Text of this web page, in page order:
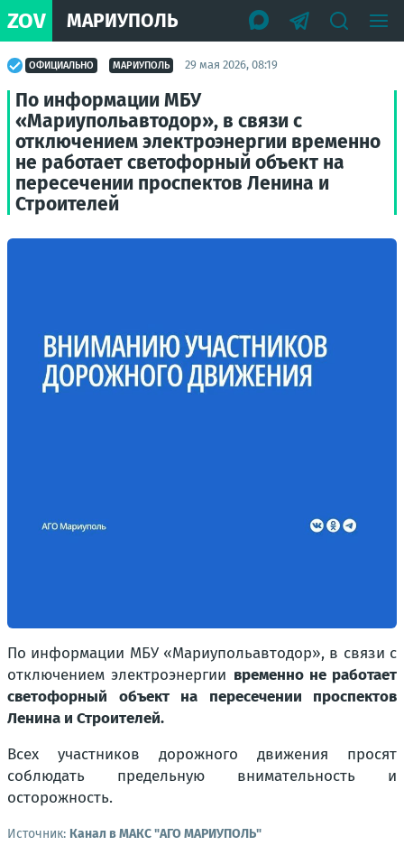
ZOV МАРИУПОЛЬ
ОФИЦИАЛЬНО МАРИУПОЛЬ 29 мая 2026, 08:19
По информации МБУ
«Мариупольавтодор», в связи с
отключением электроэнергии временно
не работает светофорный объект на
пересечении проспектов Ленина и
Строителей
По информации МБУ «Мариупольавтодор», в связи с
отключением электроэнергии временно не работает
светофорный объект на пересечении проспектов
Ленина и Строителей.
Всех участников дорожного движения просят
соблюдать предельную внимательность и
осторожность.
Источник: Канал в МАКС "АГО МАРИУПОЛЬ"